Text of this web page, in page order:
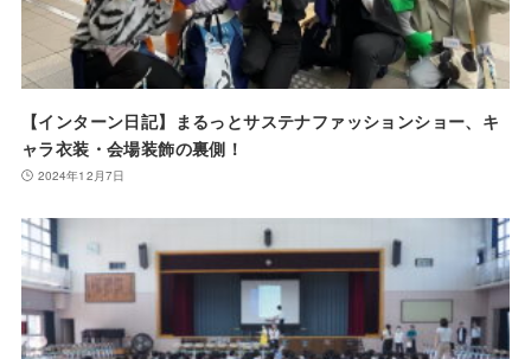
【インターン日記】まるっとサステナファッションショー、キ
ャラ衣装・会場装飾の裏側！
2024年12月7日